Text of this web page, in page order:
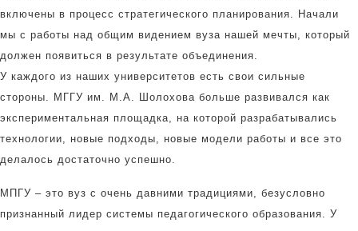
включены в процесс стратегического планирования. Начали
мы с работы над общим видением вуза нашей мечты, который
должен появиться в результате объединения.
У каждого из наших университетов есть свои сильные
стороны. МГГУ им. М.А. Шолохова больше развивался как
экспериментальная площадка, на которой разрабатывались
технологии, новые подходы, новые модели работы и все это
делалось достаточно успешно.
МПГУ – это вуз с очень давними традициями, безусловно
признанный лидер системы педагогического образования. У